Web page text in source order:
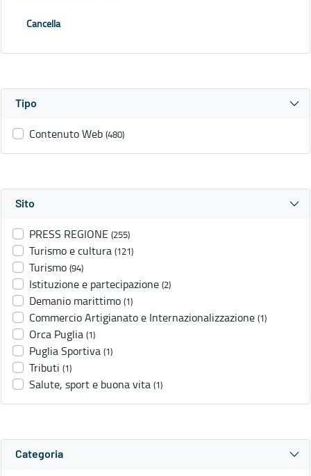
Cancella
Tipo
Contenuto Web (480)
Sito
PRESS REGIONE (255)
Turismo e cultura (121)
Turismo (94)
Istituzione e partecipazione (2)
Demanio marittimo (1)
Commercio Artigianato e Internazionalizzazione (1)
Orca Puglia (1)
Puglia Sportiva (1)
Tributi (1)
Salute, sport e buona vita (1)
Categoria